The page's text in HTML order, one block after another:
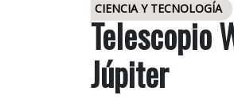
CIENCIA Y TECNOLOGÍA
Telescopio
Júpiter